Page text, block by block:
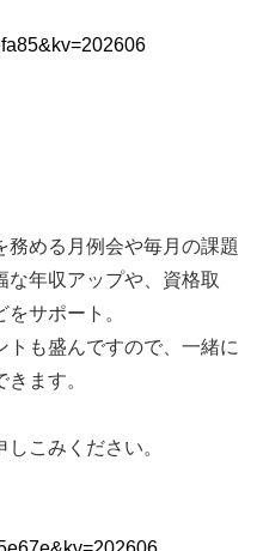
務める月例会や毎月の課題
な年収アップや、資格取
サポート。
トも盛んですので、一緒に
ます。
こみください。